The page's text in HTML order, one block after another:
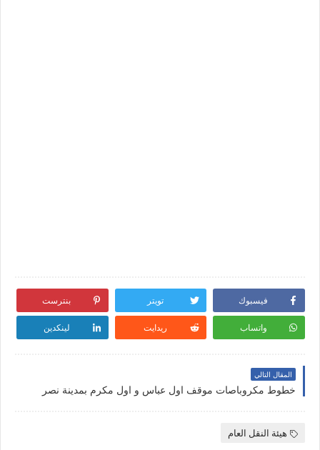
فيسبوك تويتر بنترست
واتساب ريدايت لينكدين
المقال التالي
خطوط مكروباصات موقف اول عباس و اول مكرم بمدينة نصر
هيئة النقل العام